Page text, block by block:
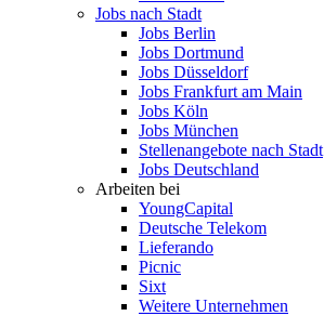
Jobs nach Stadt
Jobs Berlin
Jobs Dortmund
Jobs Düsseldorf
Jobs Frankfurt am Main
Jobs Köln
Jobs München
Stellenangebote nach Stadt
Jobs Deutschland
Arbeiten bei
YoungCapital
Deutsche Telekom
Lieferando
Picnic
Sixt
Weitere Unternehmen